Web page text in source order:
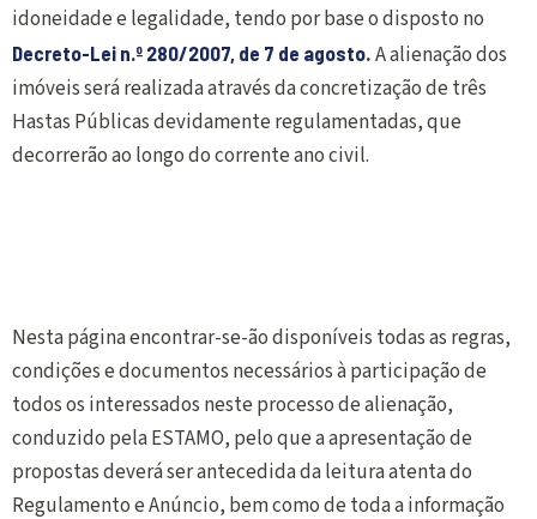
idoneidade e legalidade, tendo por base o disposto no
Decreto-Lei n.º 280/2007, de 7 de agosto.A alienação dos
imóveis será realizada através da concretização de três
Hastas Públicas devidamente regulamentadas, que
decorrerão ao longo do corrente ano civil.
Nesta página encontrar-se-ão disponíveis todas as regras,
condições e documentos necessários à participação de
todos os interessados neste processo de alienação,
conduzido pela ESTAMO, pelo que a apresentação de
propostas deverá ser antecedida da leitura atenta do
Regulamento e Anúncio, bem como de toda a informação